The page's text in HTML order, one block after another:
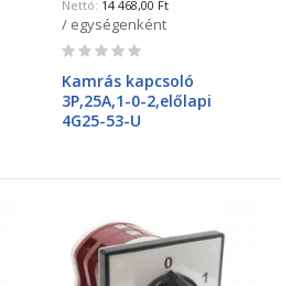
14 468,00 Ft
/ egységenként
Rating:
Kamrás kapcsoló
3P,25A,1-0-2,előlapi
4G25-53-U